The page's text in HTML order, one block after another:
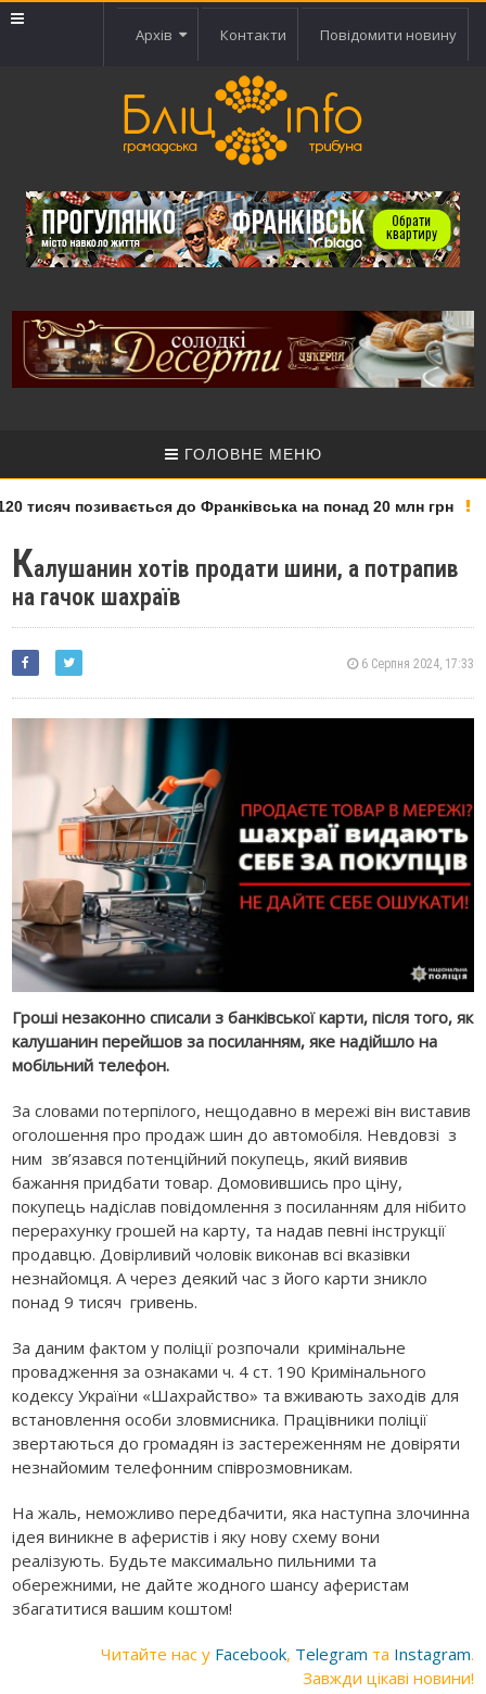
Архів Контакти Повідомити новину
ГОЛОВНЕ МЕНЮ
тисяч позивається до Франківська на понад 20 млн грн
Калушанин хотів продати шини, а потрапив
на гачок шахраїв
6 Серпня 2024, 17:33
Гроші незаконно списали з банківської карти, після того, як
калушанин перейшов за посиланням, яке надійшло на
мобільний телефон.
За словами потерпілого, нещодавно в мережі він виставив
оголошення про продаж шин до автомобіля. Невдовзі з
ним зв’язався потенційний покупець, який виявив
бажання придбати товар. Домовившись про ціну,
покупець надіслав повідомлення з посиланням для нібито
перерахунку грошей на карту, та надав певні інструкції
продавцю. Довірливий чоловік виконав всі вказівки
незнайомця. А через деякий час з його карти зникло
понад 9 тисяч гривень.
За даним фактом у поліції розпочали кримінальне
провадження за ознаками ч. 4 ст. 190 Кримінального
кодексу України «Шахрайство» та вживають заходів для
встановлення особи зловмисника. Працівники поліції
звертаються до громадян із застереженням не довіряти
незнайомим телефонним співрозмовникам.
На жаль, неможливо передбачити, яка наступна злочинна
ідея виникне в аферистів і яку нову схему вони
реалізують. Будьте максимально пильними та
обережними, не дайте жодного шансу аферистам
збагатитися вашим коштом!
Читайте нас у Facebook, Telegram та Instagram.
Завжди цікаві новини!